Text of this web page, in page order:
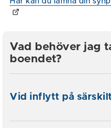
Vad behöver jag
boendet?
Vid inflytt på